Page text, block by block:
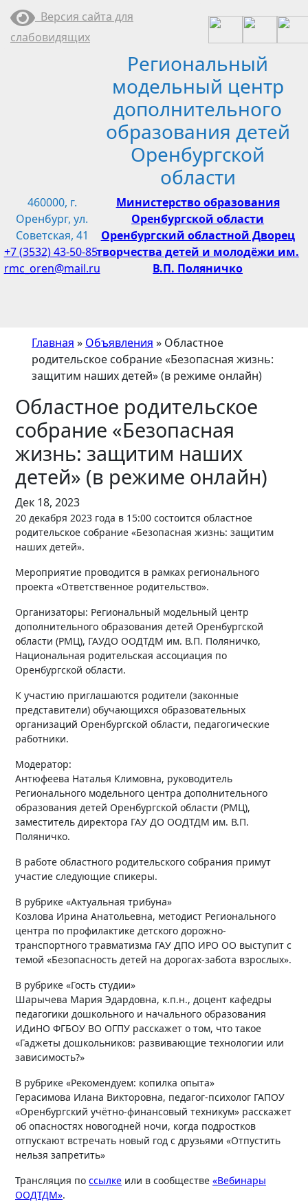
Перейти
содержимому
Версия сайта для
слабовидящих
Региональный
модельный центр
дополнительного
образования детей
Оренбургской
области
460000, г.
Оренбург, ул.
Советская, 41
+7 (3532) 43-50-85
rmc_oren@mail.ru
Министерство образования
Оренбургской области
Оренбургский областной Дворец
творчества детей и молодёжи им.
В.П. Поляничко
Главная » Объявления » Областное
родительское собрание «Безопасная жизнь:
защитим наших детей» (в режиме онлайн)
Областное родительское
собрание «Безопасная
жизнь: защитим наших
детей» (в режиме онлайн)
Дек 18, 2023
20 декабря 2023 года в 15:00 состоится областное
родительское собрание «Безопасная жизнь: защитим
наших детей».
Мероприятие проводится в рамках регионального
проекта «Ответственное родительство».
Организаторы: Региональный модельный центр
дополнительного образования детей Оренбургской
области (РМЦ), ГАУДО ООДТДМ им. В.П. Поляничко,
Национальная родительская ассоциация по
Оренбургской области.
К участию приглашаются родители (законные
представители) обучающихся образовательных
организаций Оренбургской области, педагогические
работники.
Модератор:
Антюфеева Наталья Климовна, руководитель
Регионального модельного центра дополнительного
образования детей Оренбургской области (РМЦ),
заместитель директора ГАУ ДО ООДТДМ им. В.П.
Поляничко.
В работе областного родительского собрания примут
участие следующие спикеры.
В рубрике «Актуальная трибуна»
Козлова Ирина Анатольевна, методист Регионального
центра по профилактике детского дорожно-
транспортного травматизма ГАУ ДПО ИРО ОО выступит с
темой «Безопасность детей на дорогах-забота взрослых».
В рубрике «Гость студии»
Шарычева Мария Эдардовна, к.п.н., доцент кафедры
педагогики дошкольного и начального образования
ИДиНО ФГБОУ ВО ОГПУ расскажет о том, что такое
«Гаджеты дошкольников: развивающие технологии или
зависимость?»
В рубрике «Рекомендуем: копилка опыта»
Герасимова Илана Викторовна, педагог-психолог ГАПОУ
«Оренбургский учётно-финансовый техникум» расскажет
об опасностях новогодней ночи, когда подростков
отпускают встречать новый год с друзьями «Отпустить
нельзя запретить»
Трансляция по ссылке или в сообществе «Вебинары
ООДТДМ».